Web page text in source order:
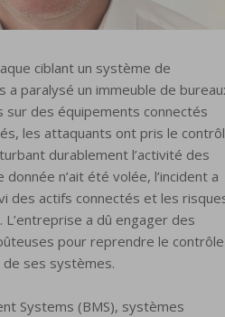
ciblant un système de
paralysé un immeuble de
sur des équipements connectés
les attaquants ont pris le
durablement l’activité des
donnée n’ait été volée, l’incident a
des actifs connectés et les
a dû engager des
pour reprendre le contrôle
ses systèmes.
Systems (BMS), systèmes